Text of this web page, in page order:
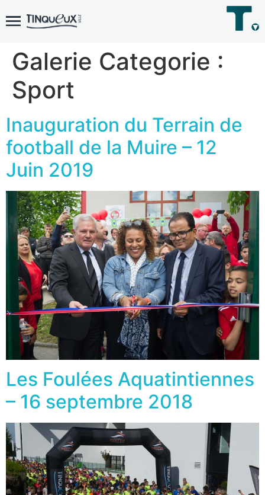
Galerie Categorie :
Sport
Inauguration du Terrain de
football de la Muire – 12
Juin 2019
Les Foulées Aquatintiennes
– 16 septembre 2018